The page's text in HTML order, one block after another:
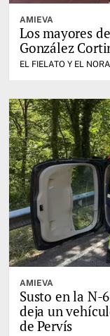
AMIEVA
Los mayores
González
EL FIELATO Y EL NORA
AMIEVA
Susto en la N-
deja un
de Pervís